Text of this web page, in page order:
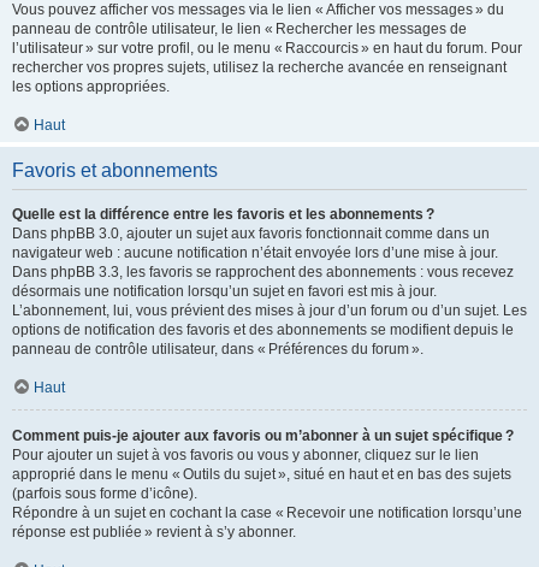
Vous pouvez afficher vos messages via le lien « Afficher vos messages » du
panneau de contrôle utilisateur, le lien « Rechercher les messages de
l’utilisateur » sur votre profil, ou le menu « Raccourcis » en haut du forum. Pour
rechercher vos propres sujets, utilisez la recherche avancée en renseignant
les options appropriées.
Haut
Favoris et abonnements
Quelle est la différence entre les favoris et les abonnements ?
Dans phpBB 3.0, ajouter un sujet aux favoris fonctionnait comme dans un
navigateur web : aucune notification n’était envoyée lors d’une mise à jour.
Dans phpBB 3.3, les favoris se rapprochent des abonnements : vous recevez
désormais une notification lorsqu’un sujet en favori est mis à jour.
L’abonnement, lui, vous prévient des mises à jour d’un forum ou d’un sujet. Les
options de notification des favoris et des abonnements se modifient depuis le
panneau de contrôle utilisateur, dans « Préférences du forum ».
Haut
Comment puis-je ajouter aux favoris ou m’abonner à un sujet spécifique ?
Pour ajouter un sujet à vos favoris ou vous y abonner, cliquez sur le lien
approprié dans le menu « Outils du sujet », situé en haut et en bas des sujets
(parfois sous forme d’icône).
Répondre à un sujet en cochant la case « Recevoir une notification lorsqu’une
réponse est publiée » revient à s’y abonner.